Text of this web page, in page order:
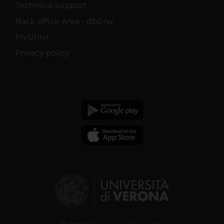
Technical support
Back office Area - dbErw
MyUnivr
Privacy policy